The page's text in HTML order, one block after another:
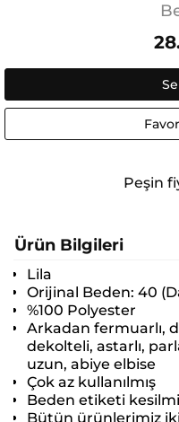
Peşin
Ürün Bilgileri
Lila
Orijinal Beden: 40
%100 Polyester
Arkadan fermuarlı,
dekolteli, astarlı,
uzun, abiye elbise
Çok az kullanılmış
Beden etiketi
Bütün ürünlerimiz